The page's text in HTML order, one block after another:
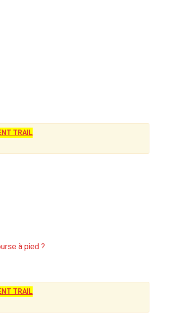
TRAIL
à pied ?
TRAIL